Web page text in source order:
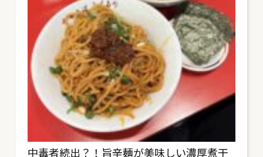
中毒者続出？！旨辛麺が美味しい濃厚煮干